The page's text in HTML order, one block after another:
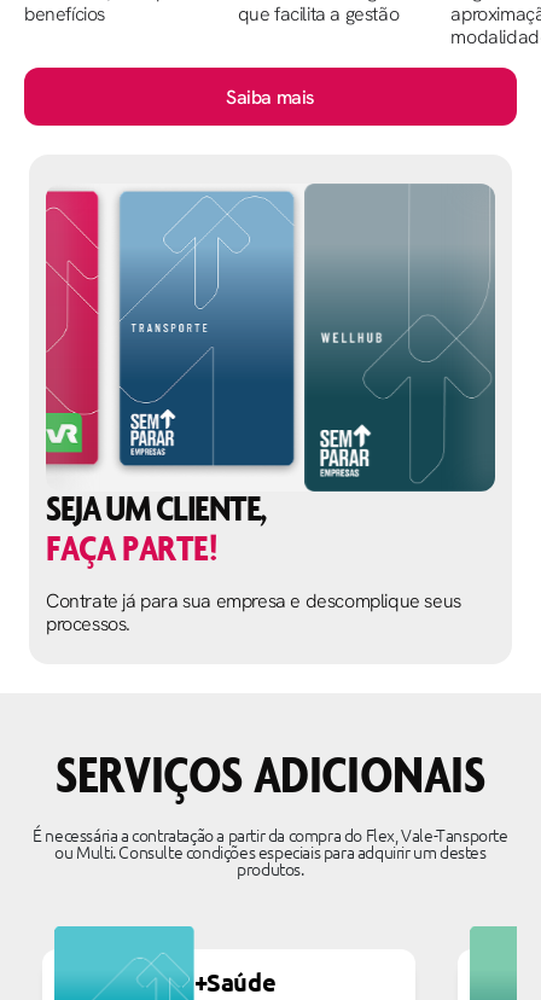
benefícios
que facilita a gestão
Saiba mais
SEJA UM CLIENTE,
FAÇA PARTE!
Contrate já para sua empresa e descomplique seus
processos.
SERVIÇOS ADICIONAIS
É necessária a contratação a partir da compra do Flex, Vale-Tansporte
ou Multi. Consulte condições especiais para adquirir um destes
produtos.
+Saúde